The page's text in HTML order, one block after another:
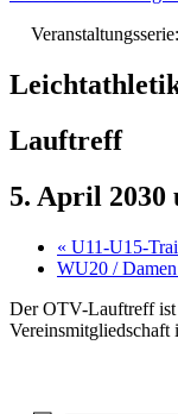
Veranstaltungsserie:
Lauftreff
5. April 2030
« U11-U15-
WU20 /
Der OTV-Lauftreff ist